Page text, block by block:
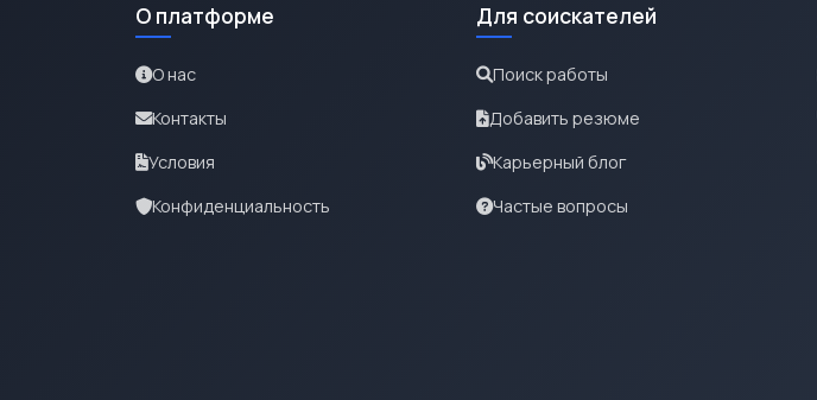
О платформе
О нас
Контакты
Условия
Конфиденциальность
Для соискателей
Поиск работы
Добавить резюме
Карьерный блог
Частые вопросы